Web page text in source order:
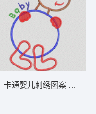
童装章标贴布 卡通婴儿刺绣